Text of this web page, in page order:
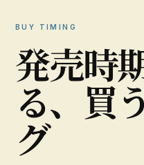
BUY TIMING
発売時
る、 買う
グ